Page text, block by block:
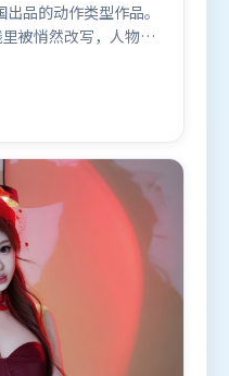
品的动作类型作品。
被悄然改写，人物被
与美术共同营造出强
烨执导，吴京、弗洛
联袂出演。影片于